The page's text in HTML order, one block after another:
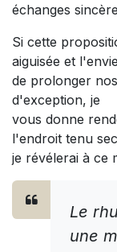
échanges
Si cette
aiguisée et l'envie
de prolonger
d'exception, je
vous donne
l'endroit tenu
je révélerai à ce
Le
une